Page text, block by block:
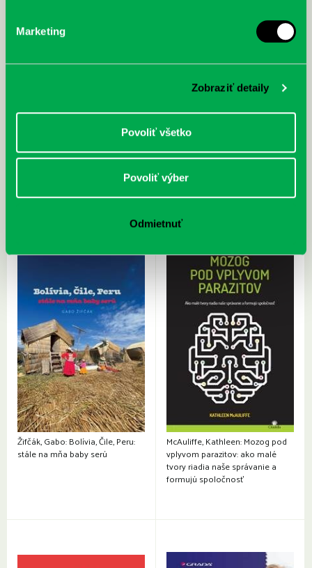
Marketing
Zobraziť detaily
Povoliť všetko
Povoliť výber
Odmietnuť
Drábik, Jakub: Dejiny sú MEGA:
epizódy z rozhlasovej relácie
Lispuchová, Silvia: Jednoducho
Ferko
Žifčák, Gabo: Bolívia, Čile, Peru:
stále na mňa baby serú
McAuliffe, Kathleen: Mozog pod
vplyvom parazitov: ako malé
tvory riadia naše správanie a
formujú spoločnosť